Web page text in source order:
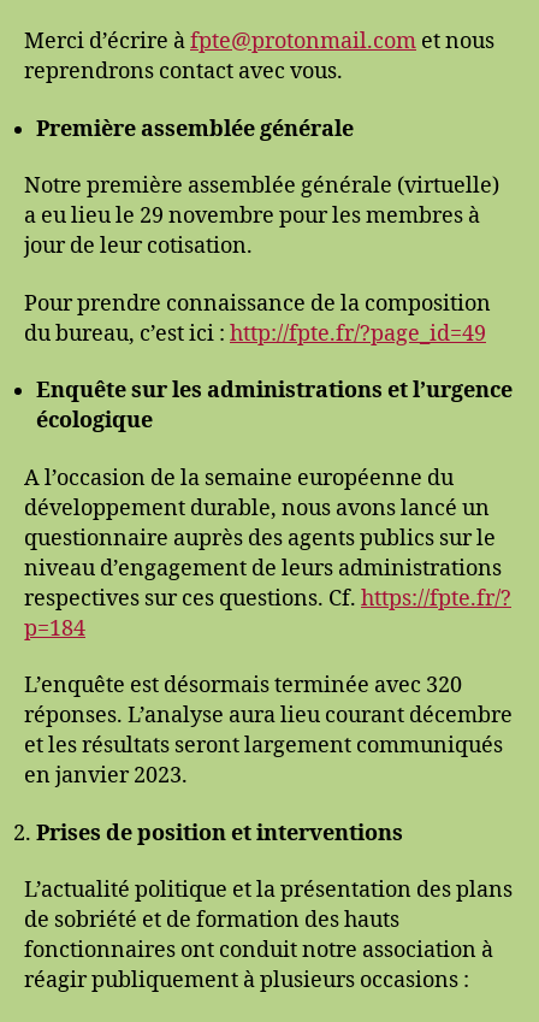
Merci d’écrire àfpte@protonmail.com et nous
reprendrons contact avec vous.
Première assemblée générale
Notre première assemblée générale (virtuelle)
a eu lieu le 29 novembre pour les membres à
jour de leur cotisation.
Pour prendre connaissance de la composition
du bureau, c’est ici : http://fpte.fr/?page_id=49
Enquête sur les administrations et l’urgence
écologique
A l’occasion de la semaine européenne du
développement durable, nous avons lancé un
questionnaire auprès des agents publics sur le
niveau d’engagement de leurs administrations
respectives sur ces questions. Cf. https://fpte.fr/?
p=184
L’enquête est désormais terminée avec 320
réponses. L’analyse aura lieu courant décembre
et les résultats seront largement communiqués
en janvier 2023.
Prises de position et interventions
L’actualité politique et la présentation des plans
de sobriété et de formation des hauts
fonctionnaires ont conduit notre association à
réagir publiquement à plusieurs occasions :